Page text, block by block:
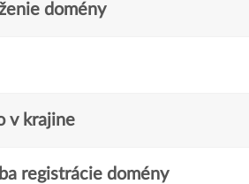
domény
v krajine
registrácie domény